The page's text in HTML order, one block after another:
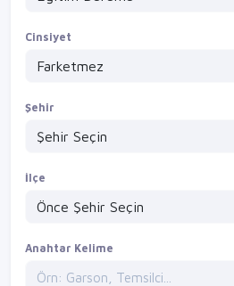
Cinsiyet
Şehir
İlçe
Anahtar Kelime